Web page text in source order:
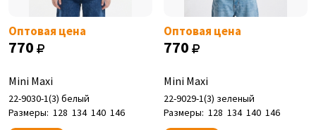
Оптовая цена
770
Mini Maxi
22-9030-1(3) белый
Размеры: 128 134 140 146
Оптовая цена
770
Mini Maxi
22-9029-1(3) зеленый
Размеры: 128 134 140 146